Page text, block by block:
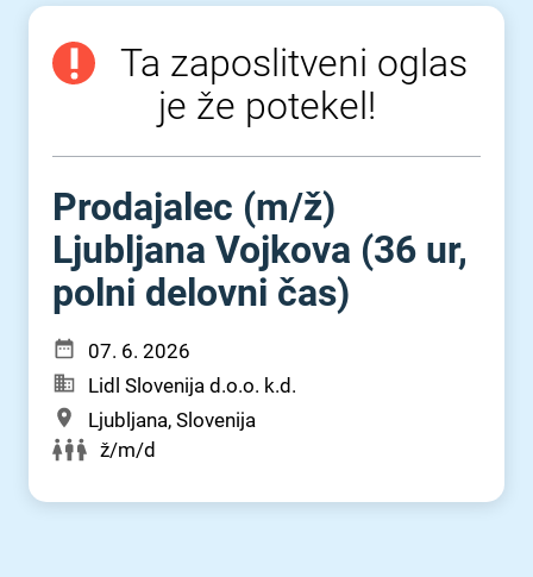
Ta zaposlitveni oglas
je že potekel!
Prodajalec (m⁠/⁠ž)
Ljubljana Vojkova (36 ur,
polni delovni čas)
07. 6. 2026
Lidl Slovenija d.o.o. k.d.
Ljubljana, Slovenija
ž/m/d